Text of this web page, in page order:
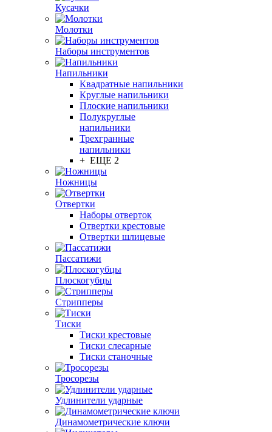
Кусачки
Молотки
Наборы инструментов
Напильники
Квадратные напильники
Круглые напильники
Плоские напильники
Полукруглые
напильники
Трехгранные
напильники
+ ЕЩЕ 2
Ножницы
Отвертки
Наборы отверток
Отвертки крестовые
Отвертки шлицевые
Пассатижи
Плоскогубцы
Стрипперы
Тиски
Тиски крестовые
Тиски слесарные
Тиски станочные
Тросорезы
Удлинители ударные
Динамометрические ключи